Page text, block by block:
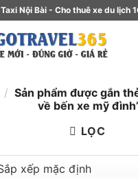
Taxi Nội Bài - Cho thuê xe du lịch
/ Sản phẩm được gắn
về bến xe mỹ
LỌC